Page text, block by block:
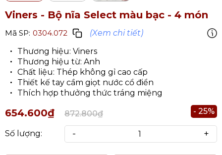
Viners - Bộ nĩa Select màu bạc - 4 món
Mã SP: 0304.072
(Xem chi tiết)
Thương hiệu: Viners​
Thương hiệu từ: Anh
Chất liệu: Thép không gỉ​ cao cấp
Thiết kế tay cầm giọt nước cổ điển
Thích hợp thưởng thức tráng miệng
654.600₫ 872.800₫ - 25%
Số lượng: - +